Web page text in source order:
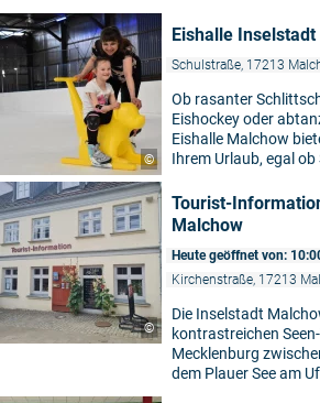
©
Eishalle
Schulstraße, 17213
Ob rasanter
Eishockey oder
Eishalle Malchow
Ihrem Urlaub, egal
©
Tourist-
Malchow
Heute geöffnet von:
Kirchenstraße, 17213
Die Inselstadt
kontrastreichen
Mecklenburg
dem Plauer See am